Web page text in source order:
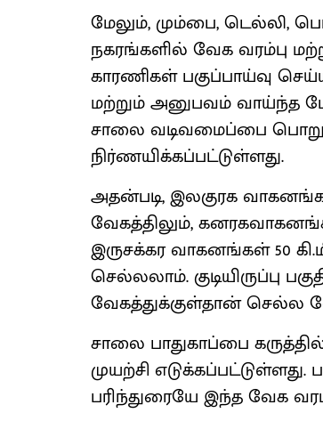
மேலும், மும்பை, டெல்லி,
நகரங்களில் வேக வரம்பு
காரணிகள் பகுப்பாய்வு
மற்றும் அனுபவம் வாய்ந்த
சாலை வடிவமைப்பை
நிர்ணயிக்கப்பட்டுள்ளது.
அதன்படி, இலகுரக
வேகத்திலும், கனரகவாகனங்கள்
இருசக்கர வாகனங்கள் 50
செல்லலாம். குடியிருப்பு
வேகத்துக்குள்தான் செல்ல
சாலை பாதுகாப்பை
முயற்சி
பரிந்துரையே இந்த வேக